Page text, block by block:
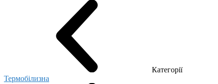
Категорії
Термобілизна